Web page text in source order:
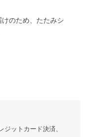
のため、たたみシ
ットカード決済、